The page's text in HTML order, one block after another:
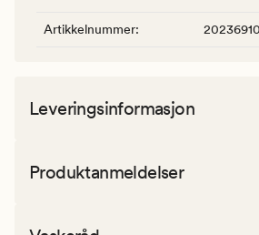
Artikkelnummer:
Leveringsinformasjon
Produktanmeldelser